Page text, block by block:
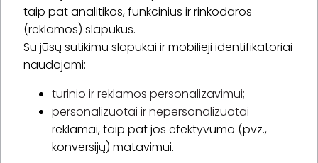
taip pat analitikos, funkcinius ir rinkodaros
(reklamos) slapukus.
Su jūsų sutikimu slapukai ir mobilieji identifikatoriai
naudojami:
turinio ir reklamos personalizavimui;
personalizuotai ir nepersonalizuotai
reklamai, taip pat jos efektyvumo (pvz.,
konversijų) matavimui.
Prenumeruoti
Apie „BookitNow“
Informacija